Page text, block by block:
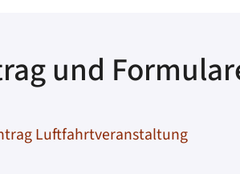
und
Luftfahrtveranstaltung